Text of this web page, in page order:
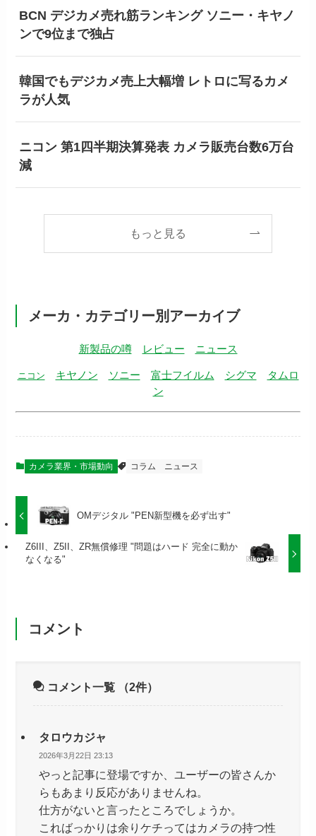
BCN デジカメ売れ筋ランキング ソニー・キヤノ
ンで9位まで独占
韓国でもデジカメ売上大幅増 レトロに写るカメ
ラが人気
ニコン 第1四半期決算発表 カメラ販売台数6万台
減
もっと見る
メーカ・カテゴリー別アーカイブ
新製品の噂 レビュー ニュース
ニコン キヤノン ソニー 富士フイルム シグマ
タムロ
ン
カメラ業界・市場動向 コラム ニュース
OMデジタル "PEN新型機を必ず出す"
Z6III、Z5II、ZR無償修理 "問題はハード 完全に動か
なくなる"
コメント
コメント一覧 （2件）
タロウカジャ
2026年3月22日 23:13
やっと記事に登場ですか、ユーザーの皆さんか
らもあまり反応がありませんね。
仕方がないと言ったところでしょうか。
こればっかりは余りケチってはカメラの持つ性